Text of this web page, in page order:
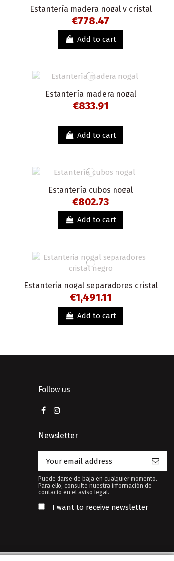
Estantería madera nogal y cristal
€778.47
Add to cart
Estantería madera nogal
€833.91
Add to cart
Estantería cubos nogal
€802.73
Add to cart
Estanteria nogal separadores cristal
negro
€1,491.11
Add to cart
Follow us
Newsletter
Puede darse de baja en cualquier momento.
Para ello, consulte nuestra información de
contacto en el aviso legal.
I want to receive newsletter